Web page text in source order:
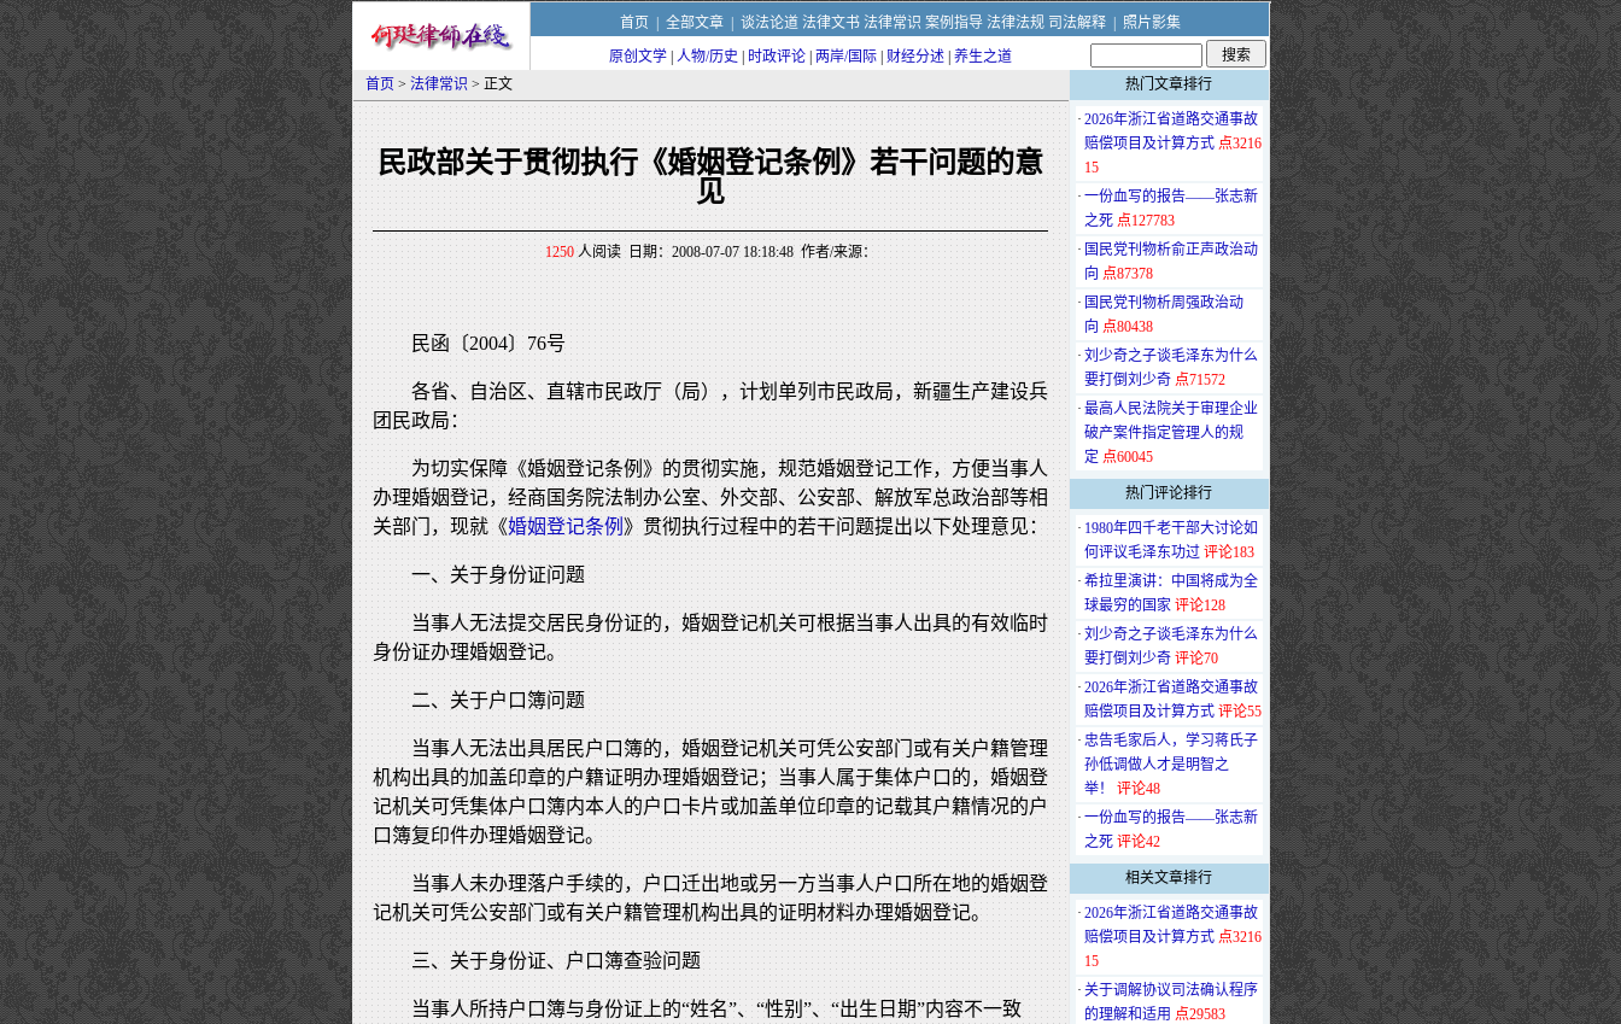
首页 全部文章| 谈法论道 法律文书 法律常识 案例指导 法律法规 司法解释|
照片影集
原创文学 人物/历史 时政评论 两岸/国际 财经分述 养生之道
首页 > 法律常识 > 正文
民政部关于贯彻执行《婚姻登记条例》若干问题的意
见
1250人阅读 日期：2008-07-07 18:18:48 作者/来源：
民函〔2004〕76号
各省、自治区、直辖市民政厅（局），计划单列市民政局，新疆生产建设兵
团民政局：
为切实保障《婚姻登记条例》的贯彻实施，规范婚姻登记工作，方便当事人
办理婚姻登记，经商国务院法制办公室、外交部、公安部、解放军总政治部等相
关部门，现就《婚姻登记条例 》贯彻执行过程中的若干问题提出以下处理意见：
一、关于身份证问题
当事人无法提交居民身份证的，婚姻登记机关可根据当事人出具的有效临时
身份证办理婚姻登记。
二、关于户口簿问题
当事人无法出具居民户口簿的，婚姻登记机关可凭公安部门或有关户籍管理
机构出具的加盖印章的户籍证明办理婚姻登记；当事人属于集体户口的，婚姻登
记机关可凭集体户口簿内本人的户口卡片或加盖单位印章的记载其户籍情况的户
口簿复印件办理婚姻登记。
当事人未办理落户手续的，户口迁出地或另一方当事人户口所在地的婚姻登
记机关可凭公安部门或有关户籍管理机构出具的证明材料办理婚姻登记。
三、关于身份证、户口簿查验问题
当事人所持户口簿与身份证上的“姓名”、“性别”、“出生日期”内容不一致
热门文章排行
· 2026年浙江省道路交通事故
赔偿项目及计算方式 点3216
15
· 一份血写的报告——张志新
之死 点127783
· 国民党刊物析俞正声政治动
向 点87378
· 国民党刊物析周强政治动
向 点80438
· 刘少奇之子谈毛泽东为什么
要打倒刘少奇 点71572
· 最高人民法院关于审理企业
破产案件指定管理人的规
定 点60045
热门评论排行
· 1980年四千老干部大讨论如
何评议毛泽东功过 评论183
· 希拉里演讲：中国将成为全
球最穷的国家 评论128
· 刘少奇之子谈毛泽东为什么
要打倒刘少奇 评论70
· 2026年浙江省道路交通事故
赔偿项目及计算方式 评论55
· 忠告毛家后人，学习蒋氏子
孙低调做人才是明智之
举！
评论48
· 一份血写的报告——张志新
之死 评论42
相关文章排行
· 2026年浙江省道路交通事故
赔偿项目及计算方式 点3216
15
· 关于调解协议司法确认程序
的理解和适用 点29583